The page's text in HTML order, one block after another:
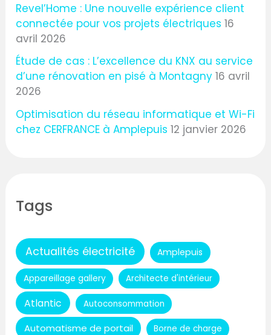
Revel’Home : Une nouvelle expérience client
connectée pour vos projets électriques 16
avril 2026
Étude de cas : L’excellence du KNX au service
d’une rénovation en pisé à Montagny 16 avril
2026
Optimisation du réseau informatique et Wi-Fi
chez CERFRANCE à Amplepuis 12 janvier 2026
Tags
Actualités électricité Amplepuis
Appareillage gallery Architecte d'intérieur
Atlantic Autoconsommation
Automatisme de portail Borne de charge